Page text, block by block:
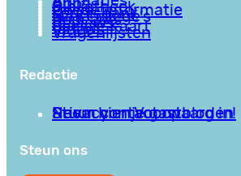
Apps
Bibliotheek
Goede informatie
Kennisbank
Mini college’s
Podcasts
Reviews
Sociale Kaart
Video’s
Vragenlijsten
Redactie
Privacy en Voorwaarden
Stuur hier je gastblog in!
Neem contact op
Steun ons